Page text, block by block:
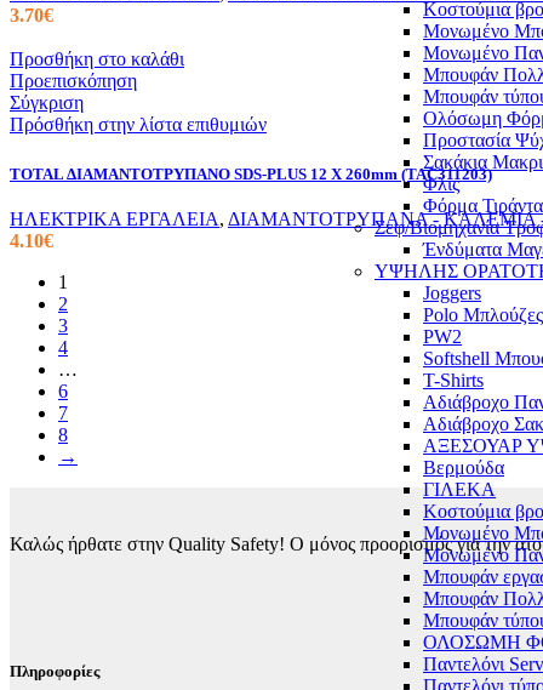
Κοστούμια
Μονωμένο
Μονωμένο
Μπουφάν
Μπουφάν
Ολόσωμη
Προστασία
Σακάκια
Φλις
Φόρμα Τιράντα
Σεφ/Βιομηχανία
Ένδύματα
ΥΨΗΛΗΣ
Joggers
Polo Μπλούζες
PW2
Softshell
T-Shirts
Αδιάβροχο
Αδιάβροχο
ΑΞΕΣΟΥΑΡ
Βερμούδα
ΓΙΛΕΚΑ
Κοστούμια
Μονωμένο
Μονωμένο
Μπουφάν
Μπουφάν
Μπουφάν
ΟΛΟΣΩΜΗ
Παντελόνι
Παντελόνι
3.70€
Προσθήκη στο καλάθι
Προεπισκόπηση
Σύγκριση
Πρόσθήκη στην λίστα επιθυμιών
TOTAL ΔΙΑΜΑΝΤΟΤΡΥΠΑΝΟ SDS-PLUS 12 X 260mm (TAC311203)
ΗΛΕΚΤΡΙΚΑ ΕΡΓΑΛΕΙΑ, ΔΙΑΜΑΝΤΟΤΡΥΠΑΝΑ - ΚΑΛΕΜΙΑ -
4.10€
1
2
3
4
…
6
7
8
→
Καλώς ήρθατε στην Quality Safety! Ο μόνος προορισμός για την
Πληροφορίες